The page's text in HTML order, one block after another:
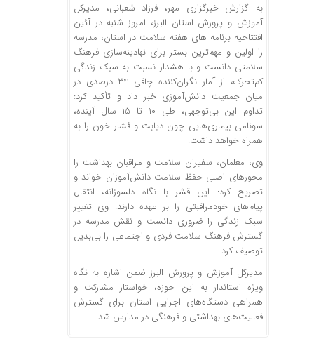
به گزارش خبرگزاری مهر، فرزاد شعبانی، مدیرکل
آموزش و پرورش استان البرز، امروز شنبه در آئین
افتتاحیه برنامه های هفته سلامت در استان، مدرسه
را اولین و مهم‌ترین بستر برای نهادینه‌سازی فرهنگ
سلامتی دانست و با هشدار نسبت به سبک زندگی
کم‌تحرک، از آمار نگران‌کننده چاقی ۳۴ درصدی در
میان جمعیت دانش‌آموزی خبر داد و تأکید کرد:
تداوم این بی‌توجهی، طی ۱۰ تا ۱۵ سال آینده،
سونامی بیماری‌هایی چون دیابت و فشار خون را به
همراه خواهد داشت.
وی، معلمان، سفیران سلامت و مراقبان بهداشت را
محورهای اصلی حفظ سلامت دانش‌آموزان خواند و
تصریح کرد: این قشر با نگاه دلسوزانه، انتقال
پیام‌های خودمراقبتی را بر عهده دارند. وی تغییر
سبک زندگی را ضروری دانست و نقش مدرسه در
گسترش فرهنگ سلامت فردی و اجتماعی را بی‌بدیل
توصیف کرد.
مدیرکل آموزش و پرورش البرز ضمن اشاره به نگاه
ویژه استاندار به این حوزه، خواستار مشارکت و
همراهی دستگاه‌های اجرایی استان برای گسترش
فعالیت‌های بهداشتی و فرهنگی در مدارس شد.